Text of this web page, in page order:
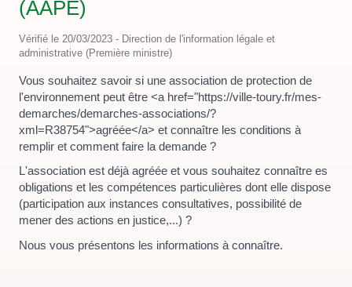
(AAPE)
Vérifié le 20/03/2023 - Direction de l'information légale et
administrative (Première ministre)
Vous souhaitez savoir si une association de protection de
l'environnement peut être <a href="https://ville-toury.fr/mes-
demarches/demarches-associations/?
xml=R38754">agréée</a> et connaître les conditions à
remplir et comment faire la demande ?
L'association est déjà agréée et vous souhaitez connaître es
obligations et les compétences particulières dont elle dispose
(participation aux instances consultatives, possibilité de
mener des actions en justice,...) ?
Nous vous présentons les informations à connaître.